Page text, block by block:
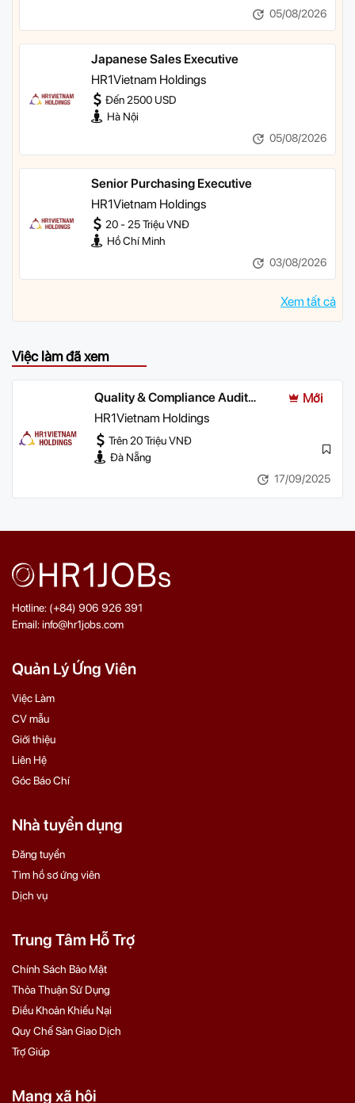
05/08/2026
Japanese Sales Executive
HR1Vietnam Holdings
Đến 2500 USD
Hà Nội
05/08/2026
Senior Purchasing Executive
HR1Vietnam Holdings
20 - 25 Triệu VNĐ
Hồ Chí Minh
03/08/2026
Xem tất cả
Việc làm đã xem
Quality & Compliance Audit
Manager (CSR)
Mới
HR1Vietnam Holdings
Trên 20 Triệu VNĐ
Đà Nẵng
17/09/2025
Hotline: (+84) 906 926 391
Email: info@hr1jobs.com
Quản Lý Ứng Viên
Việc Làm
CV mẫu
Giới thiệu
Liên Hệ
Góc Báo Chí
Nhà tuyển dụng
Đăng tuyển
Tìm hồ sơ ứng viên
Dịch vụ
Trung Tâm Hỗ Trợ
Chính Sách Bảo Mật
Thỏa Thuận Sử Dụng
Điều Khoản Khiếu Nại
Quy Chế Sàn Giao Dịch
Trợ Giúp
Mạng xã hội